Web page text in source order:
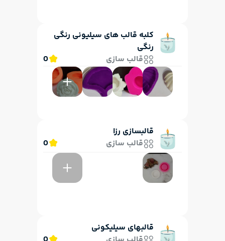
کلبه قالب های سیلیونی رنگی
رنگی
قالب سازی
0
قالبسازی رزا
قالب سازی
0
قالبهای سیلیکونی